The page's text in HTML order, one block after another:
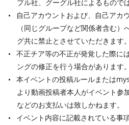
プル社、グーグル社によるもので
自己アカウントおよび、自己アカ
（同じグループなど関係者含む
グ共に禁止とさせていただきます。
不正チア等の不正が発覚した際に
ングの修正を行う場合があります。
本イベントの投稿ルールまたは
より動画投稿者本人がイベント参
などのお支払いは致しかねます。
イベント内容に記載されている事